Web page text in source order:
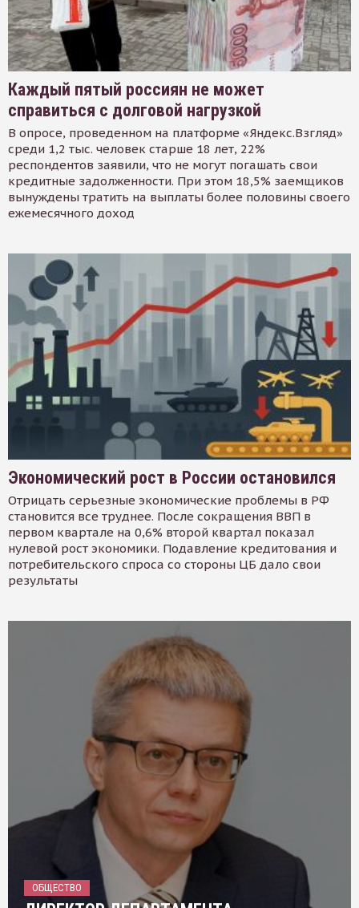
Каждый пятый россиян не может
справиться с долговой нагрузкой
В опросе, проведенном на платформе «Яндекс.Взгляд»
среди 1,2 тыс. человек старше 18 лет, 22%
респондентов заявили, что не могут погашать свои
кредитные задолженности. При этом 18,5% заемщиков
вынуждены тратить на выплаты более половины своего
ежемесячного доход
Экономический рост в России остановился
Отрицать серьезные экономические проблемы в РФ
становится все труднее. После сокращения ВВП в
первом квартале на 0,6% второй квартал показал
нулевой рост экономики. Подавление кредитования и
потребительского спроса со стороны ЦБ дало свои
результаты
ОБЩЕСТВО